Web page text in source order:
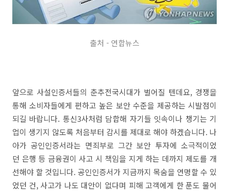
출처 - 연합뉴스
앞으로 사설인증서들의 춘추전국시대가 벌어질 텐데요, 경쟁을
통해 소비자들에게 편하고 높은 보안 수준을 제공하는 시발점이
되길 바랍니다. 통신3사처럼 담합해 자기들 잇속이나 챙기는 기
업이 생기지 않도록 처음부터 감시를 제대로 해야 하겠습니다. 나
아가 공인인증서라는 면죄부로 그간 보안 투자에 소극적이었
던 은행 등 금융권이 사고 시 책임을 지게 하는 데까지 제도를 개
선해야 할 것입니다. 공인인증서가 지금까지 목숨을 연명할 수 있
었던 건, 사고가 나도 대안이 없다며 피해 고객에게 한 푼도 물어